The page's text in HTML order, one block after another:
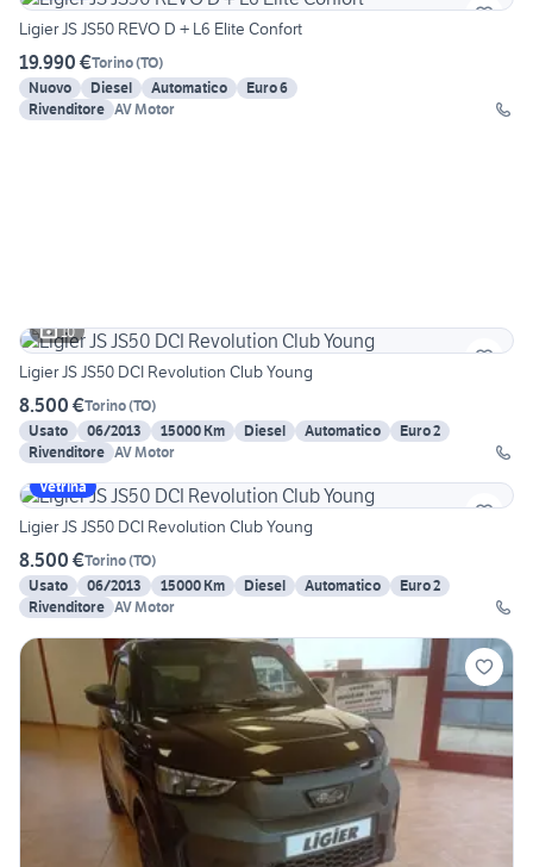
Ligier JS JS50 REVO D + L6 Elite Confort
19.990 €Torino(TO)
Nuovo
Diesel Automatico
Euro 6
Rivenditore AV Motor
10
Ligier JS JS50 DCI Revolution Club Young
8.500 €Torino(TO)
Usato
06/2013 15000 Km Diesel Automatico
Euro 2
Rivenditore AV Motor
Vetrina
Ligier JS JS50 DCI Revolution Club Young
8.500 €Torino(TO)
Usato
06/2013 15000 Km Diesel Automatico
Euro 2
Rivenditore AV Motor